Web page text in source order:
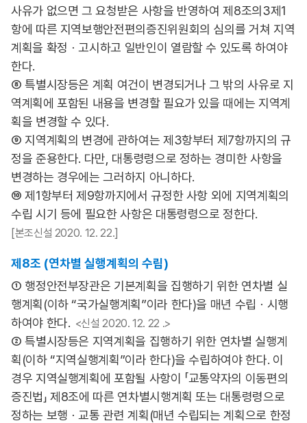
사유가 없으면 그 요청받은 사항을 반영하여 제8조의3제1
항에 따른 지역보행안전편의증진위원회의 심의를 거쳐 지역
계획을 확정ㆍ고시하고 일반인이 열람할 수 있도록 하여야
한다.
⑧ 특별시장등은 계획 여건이 변경되거나 그 밖의 사유로 지
역계획에 포함된 내용을 변경할 필요가 있을 때에는 지역계
획을 변경할 수 있다.
⑨ 지역계획의 변경에 관하여는 제3항부터 제7항까지의 규
정을 준용한다. 다만, 대통령령으로 정하는 경미한 사항을
변경하는 경우에는 그러하지 아니하다.
⑩ 제1항부터 제9항까지에서 규정한 사항 외에 지역계획의
수립 시기 등에 필요한 사항은 대통령령으로 정한다.
[본조신설 2020. 12. 22.]
제8조 (연차별 실행계획의 수립)
① 행정안전부장관은 기본계획을 집행하기 위한 연차별 실
행계획(이하 “국가실행계획”이라 한다)을 매년 수립ㆍ시행
하여야 한다. <신설 2020. 12. 22 .>
② 특별시장등은 지역계획을 집행하기 위한 연차별 실행계
획(이하 “지역실행계획”이라 한다)을 수립하여야 한다. 이
경우 지역실행계획에 포함될 사항이 「교통약자의 이동편의
증진법」 제8조에 따른 연차별시행계획 또는 대통령령으로
정하는 보행ㆍ교통 관련 계획(매년 수립되는 계획으로 한정